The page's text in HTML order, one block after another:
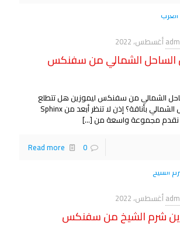
الساحل الشمالي من سفنكس
الشمالي من سفنكس ليموزين هل تتطلع
للسفر إلى الساحل الشمالي بأناقة؟ إذن لا تنظر أبعد من Sphinx
[…]
0
Read more
شرم الشيخ من سفنكس